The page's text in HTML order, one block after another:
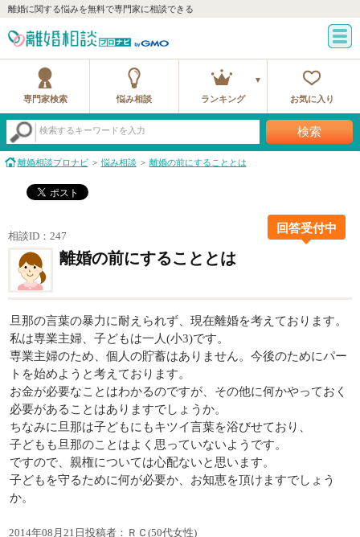
離婚に関する悩みを無料で専門家に相談できる
専門家検索 悩み相談 ランキング お気に入り
検索するキーワードを入力 検索
離婚相談プロナビ 悩み相談 離婚の前にすることとは
相談ID：247
回答受付中
離婚の前にすることとは
旦那の言葉の暴力に耐えられず、現在離婚を考えております。
私は専業主婦、子どもは一人(小3)です。
専業主婦のため、個人の貯蓄はありません。今後のためにパー
トを始めようと考えております。
お金が必要なことはわかるのですが、その他に何かやっておく
必要があることはありますでしょうか。
ちなみに旦那は子どもにもキツイ言葉を浴びせており、
子どもも旦那のことはよく思っていないようです。
ですので、親権については心配ないと思います。
子どもを守るために何が必要か、お知恵を頂けますでしょう
か。
2014年08月21日投稿者：ＲＣ(50代女性)